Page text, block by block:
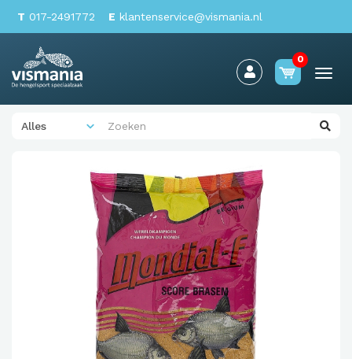
T 017-2491772 E klantenservice@vismania.nl
0